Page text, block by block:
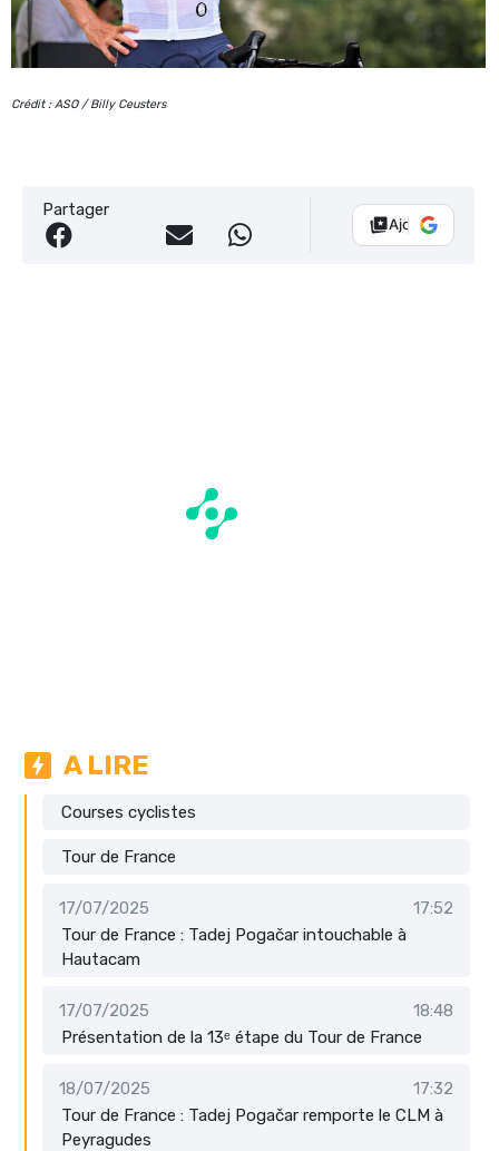
Crédit : ASO / Billy Ceusters
Partager
Ajouter Vélo
A LIRE
Courses cyclistes
Tour de France
17/07/2025
17:52
Tour de France : Tadej Pogačar intouchable à
Hautacam
17/07/2025
18:48
Présentation de la 13ᵉ étape du Tour de France
18/07/2025
17:32
Tour de France : Tadej Pogačar remporte le CLM à
Peyragudes